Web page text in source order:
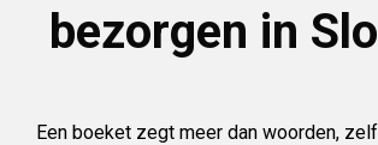
bezorgen in
Een boeket zegt meer dan woorden,